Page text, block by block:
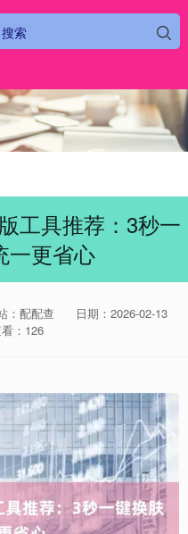
工具推荐：3秒一
一更省心
：配配查
日期：2026-02-13
：126